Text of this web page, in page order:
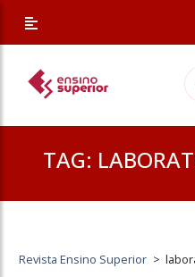
TAG:
Revista Ensino Superior >